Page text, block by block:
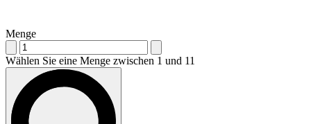
Menge
Wählen Sie eine Menge zwischen 1 und 11